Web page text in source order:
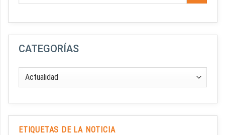
CATEGORÍAS
ETIQUETAS DE LA NOTICIA